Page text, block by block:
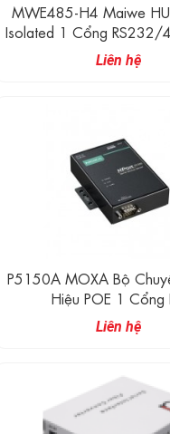
MWE485-H4 Maiwe
Isolated 1 Cổng RS232/
Cổng RS485
Liên hệ
P5150A MOXA Bộ
Hiệu POE 1 Cổng
232/422/485
Liên hệ